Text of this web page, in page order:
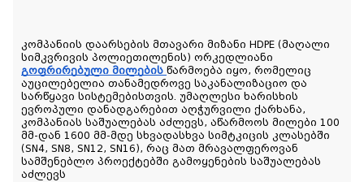
კომპანიის დაარსების მთავარი მიზანი HDPE (მაღალი
გოფრირებული მილების წარმოება იყო, რომელიც
აუცილებელია თანამედროვე საკანალიზაციო და
სარწყავი სისტემებისთვის. უმაღლესი ხარისხის
ევროპული დანადგარებით აღჭურვილი ქარხანა,
კომპანიას საშუალებას აძლევს, აწარმოოს მილები 100
მმ-დან 1600 მმ-მდე სხვადასხვა სიმტკიცის კლასებში
(SN4, SN8, SN12, SN16), რაც მათ მრავალფეროვან
სამშენებლო პროექტებში გამოყენების საშუალებას
აძლევს